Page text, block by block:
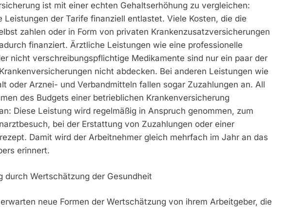
ist mit einer echten Gehaltserhöhung zu vergleichen:
Leistungen der Tarife finanziell entlastet. Viele Kosten, die die
zahlen oder in Form von privaten Krankenzusatzversicherungen
finanziert. Ärztliche Leistungen wie eine professionelle
nicht verschreibungspflichtige Medikamente sind nur ein paar der
nicht abdecken. Bei anderen Leistungen wie
oder Arznei- und Verbandmitteln fallen sogar Zuzahlungen an. All
des Budgets einer betrieblichen Krankenversicherung
Diese Leistung wird regelmäßig in Anspruch genommen, zum
bei der Erstattung von Zuzahlungen oder einer
Damit wird der Arbeitnehmer gleich mehrfach im Jahr an das
erinnert.
durch Wertschätzung der Gesundheit
neue Formen der Wertschätzung von ihrem Arbeitgeber, die